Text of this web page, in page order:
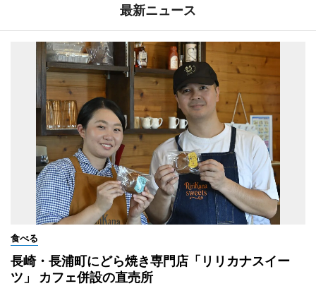
最新ニュース
食べる
長崎・長浦町にどら焼き専門店「リリカナスイー
ツ」 カフェ併設の直売所